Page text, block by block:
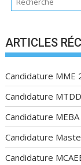
ARTICLES
Candidature MME
Candidature
Candidature
Candidature
Candidature